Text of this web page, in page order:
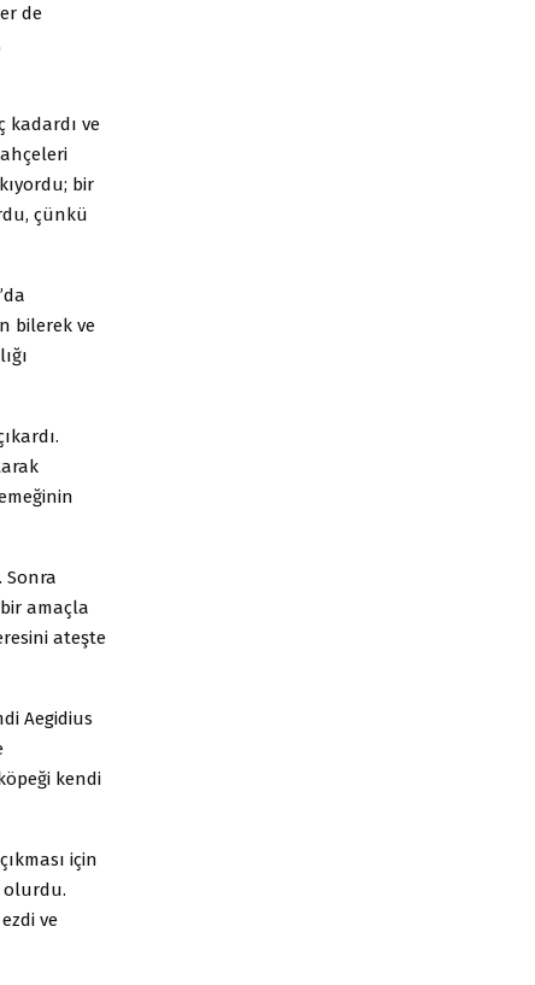
de
kadardı ve
bir
çünkü
bilerek ve
Sonra
amaçla
ateşte
Aegidius
kendi
için
olurdu.
ve